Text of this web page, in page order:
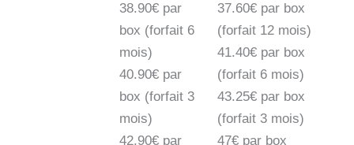
38.90€ par
box (forfait 6
mois)
40.90€ par
box (forfait 3
mois)
42.90€ par
37.60€ par box
(forfait 12 mois)
41.40€ par box
(forfait 6 mois)
43.25€ par box
(forfait 3 mois)
47€ par box